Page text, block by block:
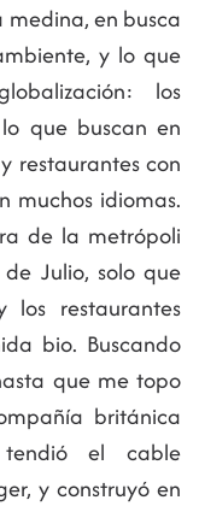
en busca
y lo que
los
que buscan en
restaurantes con
muchos idiomas.
de la metrópoli
Julio, solo que
restaurantes
bio. Buscando
que me topo
británica
tendió el cable
y construyó en